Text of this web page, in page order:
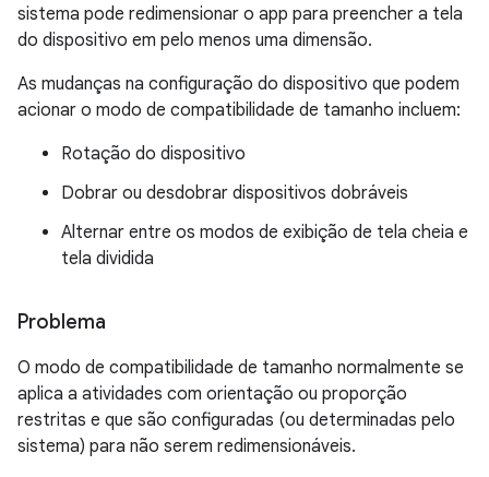
sistema pode redimensionar o app para preencher a tela
do dispositivo em pelo menos uma dimensão.
As mudanças na configuração do dispositivo que podem
acionar o modo de compatibilidade de tamanho incluem:
Rotação do dispositivo
Dobrar ou desdobrar dispositivos dobráveis
Alternar entre os modos de exibição de tela cheia e
tela dividida
Problema
O modo de compatibilidade de tamanho normalmente se
aplica a atividades com orientação ou proporção
restritas e que são configuradas (ou determinadas pelo
sistema) para não serem redimensionáveis.